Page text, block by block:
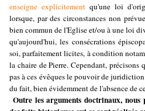
enseigne explicitement qu'une loi
lorsque, par des circonstances non
bien commun de l'Eglise et/ou à une loi
qu'aujourd'hui, les consécrations
soi, parfaitement licites, à condition
la chaire de Pierre. Cependant, précisons
pas à ces évêques le pouvoir de
du fait, bien évidemment de l'absence de
Outre les arguments doctrinaux,